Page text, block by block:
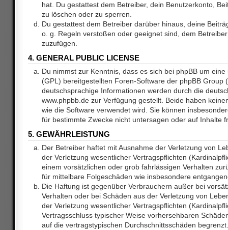
hat. Du gestattest dem Betreiber, dein Benutzerkonto,
zu löschen oder zu sperren.
Du gestattest dem Betreiber darüber hinaus, deine
o. g. Regeln verstoßen oder geeignet sind, dem
zuzufügen.
4. GENERAL PUBLIC LICENSE
Du nimmst zur Kenntnis, dass es sich bei phpBB um
(GPL) bereitgestellten Foren-Software der phpBB Group
deutschsprachige Informationen werden durch die
www.phpbb.de zur Verfügung gestellt. Beide haben
wie die Software verwendet wird. Sie können
für bestimmte Zwecke nicht untersagen oder auf Inhalte
5. GEWÄHRLEISTUNG
Der Betreiber haftet mit Ausnahme der Verletzung von
der Verletzung wesentlicher Vertragspflichten
einem vorsätzlichen oder grob fahrlässigen Verhalten
für mittelbare Folgeschäden wie insbesondere
Die Haftung ist gegenüber Verbrauchern außer bei
Verhalten oder bei Schäden aus der Verletzung von
der Verletzung wesentlicher Vertragspflichten
Vertragsschluss typischer Weise vorhersehbaren
auf die vertragstypischen Durchschnittsschäden